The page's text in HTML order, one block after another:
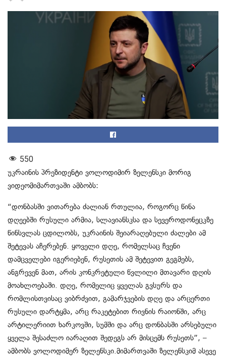
550
უკრაინის პრეზიდენტი ვოლოდიმირ ზელენსკი მორიგ
ვიდეომიმართვაში ამბობს:
“დონბასში ვითარება ძალიან რთულია, როგორც წინა
დღეებში რუსული არმია, სლავიანსკსა და სევეროდონეცკზე
წინსვლას ცდილობს, უკრაინის შეიარაღებული ძალები ამ
შეტევას აჩერებენ. ყოველი დღე, რომელსაც ჩვენი
დამცველები იგერიებენ, რუსეთის ამ შეტევით გეგმებს,
ანგრევენ მათ, არის კონკრეტული წვლილი მთავარი დღის
მოახლოებაში. დღე, რომელიც ყველას გვსურს და
რომლისთვისაც ვიბრძვით, გამარჯვების დღე და არცერთი
რუსული დარტყმა, არც რაკეტებით რივნის რაიონში, არც
არტილერიით ხარკოვში, სუმში და არც დონბასში არსებული
ყველა შესაძლო იარაღით შედეგს არ მისცემს რუსეთს”, –
ამბობს ვოლოდიმერ ზელენსკი.მიმართვაში ზელენსკიმ ასევე